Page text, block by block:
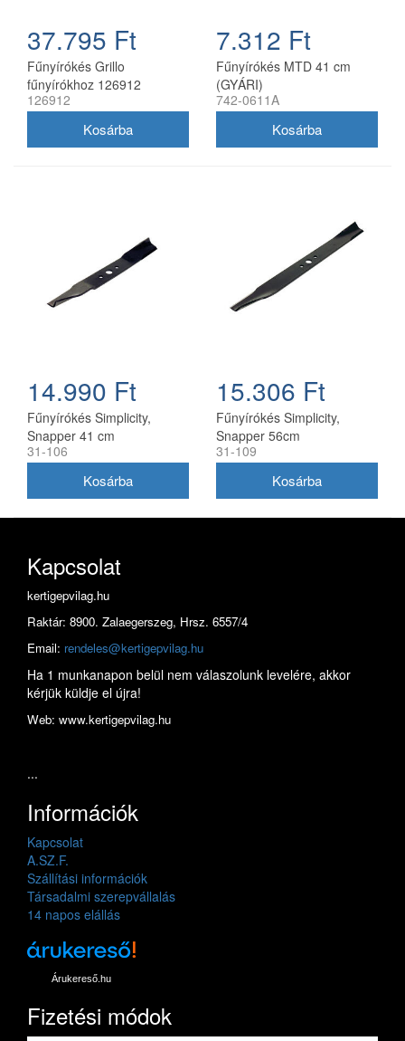
37.795 Ft
Fűnyírókés Grillo
fűnyírókhoz 126912
126912
7.312 Ft
Fűnyírókés MTD 41 cm
(GYÁRI)
742-0611A
14.990 Ft
Fűnyírókés Simplicity,
Snapper 41 cm
(1704856SM)
31-106
15.306 Ft
Fűnyírókés Simplicity,
Snapper 56cm
(1716695ASM)
31-109
Kapcsolat
kertigepvilag.hu
Raktár: 8900. Zalaegerszeg, Hrsz. 6557/4
Email: rendeles@kertigepvilag.hu
Ha 1 munkanapon belül nem válaszolunk levelére, akkor
kérjük küldje el újra!
Web: www.kertigepvilag.hu
...
Információk
Kapcsolat
A.SZ.F.
Szállítási információk
Társadalmi szerepvállalás
14 napos elállás
Árukereső.hu
Fizetési módok